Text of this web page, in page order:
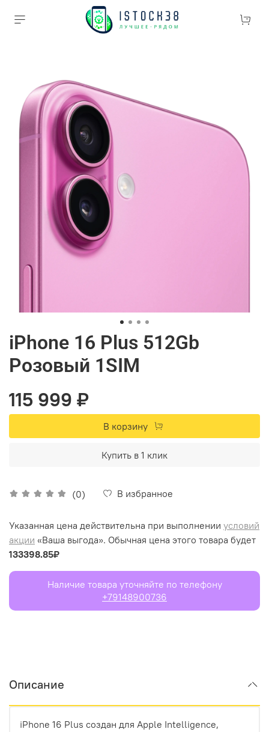
iPhone 16 Plus 512Gb
Розовый 1SIM
(0) В избранное
115 999 ₽
В корзину
Купить в 1 клик
Указанная цена действительна при выполнении условий
акции «Ваша выгода». Обычная цена этого товара будет
133398.85₽
Наличие товара уточняйте по телефону
+79148900736
Описание
iPhone 16 Plus создан для Apple Intelligence,